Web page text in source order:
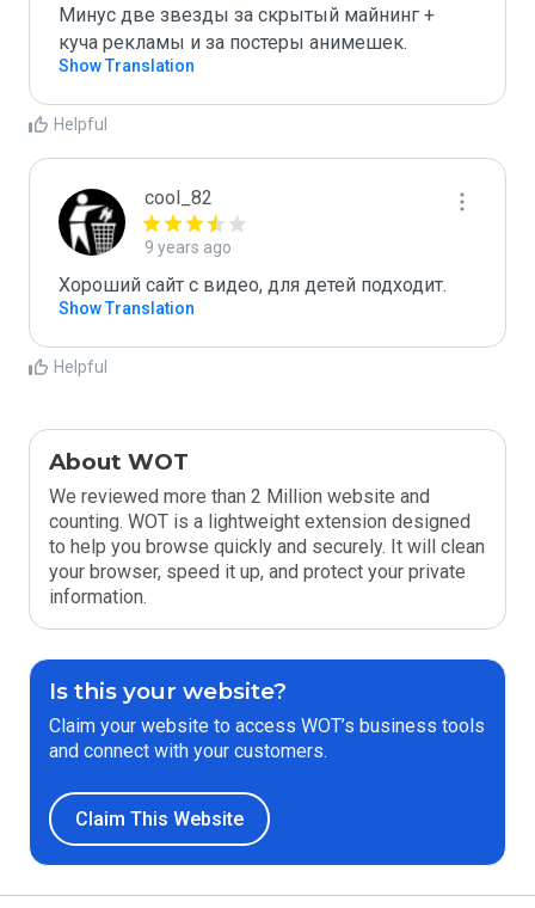
Минус две звезды за скрытый майнинг +
куча рекламы и за постеры анимешек.
Show Translation
Helpful
cool_82
9 years ago
Хороший сайт с видео, для детей подходит.
Show Translation
Helpful
About WOT
We reviewed more than 2 Million website and
counting. WOT is a lightweight extension designed
to help you browse quickly and securely. It will clean
your browser, speed it up, and protect your private
information.
Is this your website?
Claim your website to access WOT’s business tools
and connect with your customers.
Claim This Website